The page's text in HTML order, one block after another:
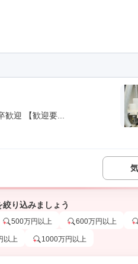
迎 【歓迎要...
り込みましょう
500万円以上 600万円以上
以上 1000万円以上